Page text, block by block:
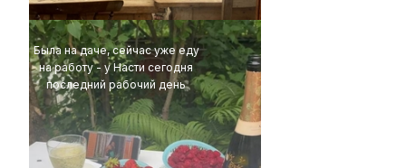
Была на даче, сейчас уже еду
на работу - у Насти сегодня
последний рабочий день